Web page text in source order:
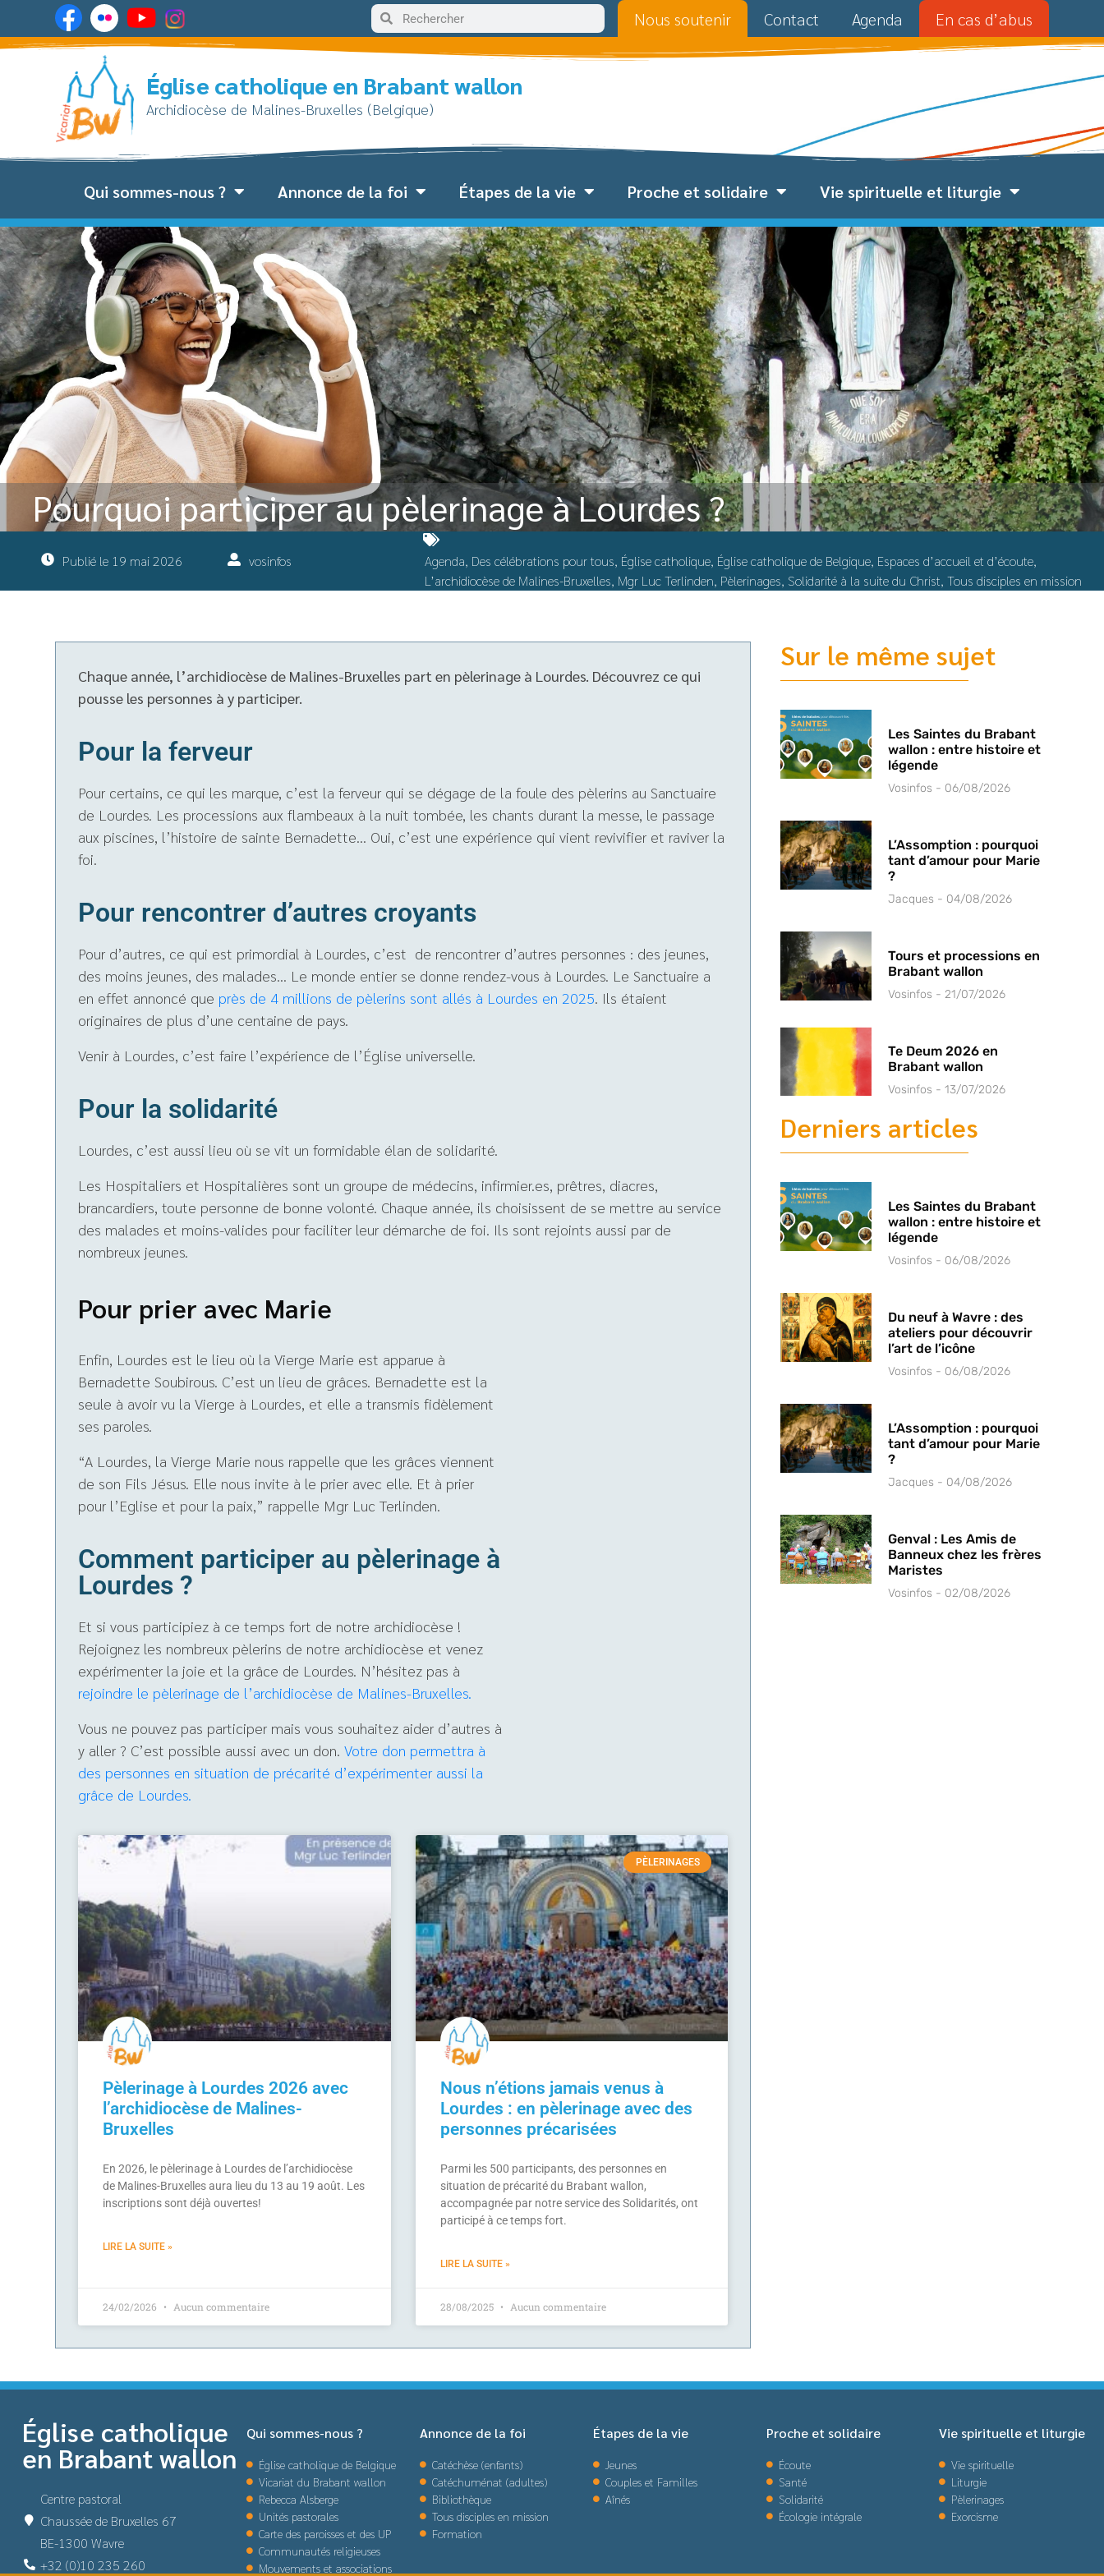
Nous soutenir Contact Agenda En cas d’abus
Église catholique en Brabant wallon
Archidiocèse de Malines-Bruxelles (Belgique)
Qui sommes-nous ? Annonce de la foi Étapes de la vie Proche et solidaire Vie spirituelle et liturgie
Pourquoi participer au pèlerinage à Lourdes ?
Publié le 19 mai 2026 vosinfos Agenda, Des célébrations pour tous, Église catholique, Église catholique de Belgique, Espaces d’accueil et d’écoute,
L’archidiocèse de Malines-Bruxelles, Mgr Luc Terlinden, Pèlerinages, Solidarité à la suite du Christ,Tous disciples en mission
Chaque année, l’archidiocèse de Malines-Bruxelles part en pèlerinage à Lourdes. Découvrez ce qui
pousse les personnes à y participer.
Pour la ferveur
Pour certains, ce qui les marque, c’est la ferveur qui se dégage de la foule des pèlerins au Sanctuaire
de Lourdes. Les processions aux flambeaux à la nuit tombée, les chants durant la messe, le passage
aux piscines, l’histoire de sainte Bernadette… Oui, c’est une expérience qui vient revivifier et raviver la
foi.
Pour rencontrer d’autres croyants
Pour d’autres, ce qui est primordial à Lourdes, c’est de rencontrer d’autres personnes : des jeunes,
des moins jeunes, des malades… Le monde entier se donne rendez-vous à Lourdes. Le Sanctuaire a
en effet annoncé que près de 4 millions de pèlerins sont allés à Lourdes en 2025. Ils étaient
originaires de plus d’une centaine de pays.
Venir à Lourdes, c’est faire l’expérience de l’Église universelle.
Pour la solidarité
Lourdes, c’est aussi lieu où se vit un formidable élan de solidarité.
Les Hospitaliers et Hospitalières sont un groupe de médecins, infirmier.es, prêtres, diacres,
brancardiers, toute personne de bonne volonté. Chaque année, ils choisissent de se mettre au service
des malades et moins-valides pour faciliter leur démarche de foi. Ils sont rejoints aussi par de
nombreux jeunes.
Pour prier avec Marie
Enfin, Lourdes est le lieu où la Vierge Marie est apparue à
Bernadette Soubirous. C’est un lieu de grâces. Bernadette est la
seule à avoir vu la Vierge à Lourdes, et elle a transmis fidèlement
ses paroles.
“A Lourdes, la Vierge Marie nous rappelle que les grâces viennent
de son Fils Jésus. Elle nous invite à le prier avec elle. Et à prier
pour l’Eglise et pour la paix,” rappelle Mgr Luc Terlinden.
Comment participer au pèlerinage à
Lourdes ?
Et si vous participiez à ce temps fort de notre archidiocèse !
Rejoignez les nombreux pèlerins de notre archidiocèse et venez
expérimenter la joie et la grâce de Lourdes. N’hésitez pas à
rejoindre le pèlerinage de l’archidiocèse de Malines-Bruxelles.
Vous ne pouvez pas participer mais vous souhaitez aider d’autres à
y aller ? C’est possible aussi avec un don.Votre don permettra à
des personnes en situation de précarité d’expérimenter aussi la
grâce de Lourdes.
Pèlerinage à Lourdes 2026 avec
l’archidiocèse de Malines-
Bruxelles
En 2026, le pèlerinage à Lourdes de l’archidiocèse
de Malines-Bruxelles aura lieu du 13 au 19 août. Les
inscriptions sont déjà ouvertes!
LIRE LA SUITE »
24/02/2026 Aucun commentaire
PÈLERINAGES
Nous n’étions jamais venus à
Lourdes : en pèlerinage avec des
personnes précarisées
Parmi les 500 participants, des personnes en
situation de précarité du Brabant wallon,
accompagnée par notre service des Solidarités, ont
participé à ce temps fort.
LIRE LA SUITE »
28/08/2025 Aucun commentaire
Sur le même sujet
Les Saintes du Brabant
wallon : entre histoire et
légende
Vosinfos 06/08/2026
L’Assomption : pourquoi
tant d’amour pour Marie
?
Jacques 04/08/2026
Tours et processions en
Brabant wallon
Vosinfos 21/07/2026
Te Deum 2026 en
Brabant wallon
Vosinfos 13/07/2026
Derniers articles
Les Saintes du Brabant
wallon : entre histoire et
légende
Vosinfos 06/08/2026
Du neuf à Wavre : des
ateliers pour découvrir
l’art de l’icône
Vosinfos 06/08/2026
L’Assomption : pourquoi
tant d’amour pour Marie
?
Jacques 04/08/2026
Genval : Les Amis de
Banneux chez les frères
Maristes
Vosinfos 02/08/2026
Église catholique
en Brabant wallon
Centre pastoral
Chaussée de Bruxelles 67
BE-1300 Wavre
+32 (0)10 235 260
Qui sommes-nous ?
Église catholique de Belgique
Vicariat du Brabant wallon
Rebecca Alsberge
Unités pastorales
Carte des paroisses et des UP
Communautés religieuses
Mouvements et associations
Annonce de la foi
Catéchèse (enfants)
Catéchuménat (adultes)
Bibliothèque
Tous disciples en mission
Formation
Étapes de la vie
Jeunes
Couples et Familles
Aînés
Proche et solidaire
Écoute
Santé
Solidarité
Écologie intégrale
Vie spirituelle et liturgie
Vie spirituelle
Liturgie
Pèlerinages
Exorcisme